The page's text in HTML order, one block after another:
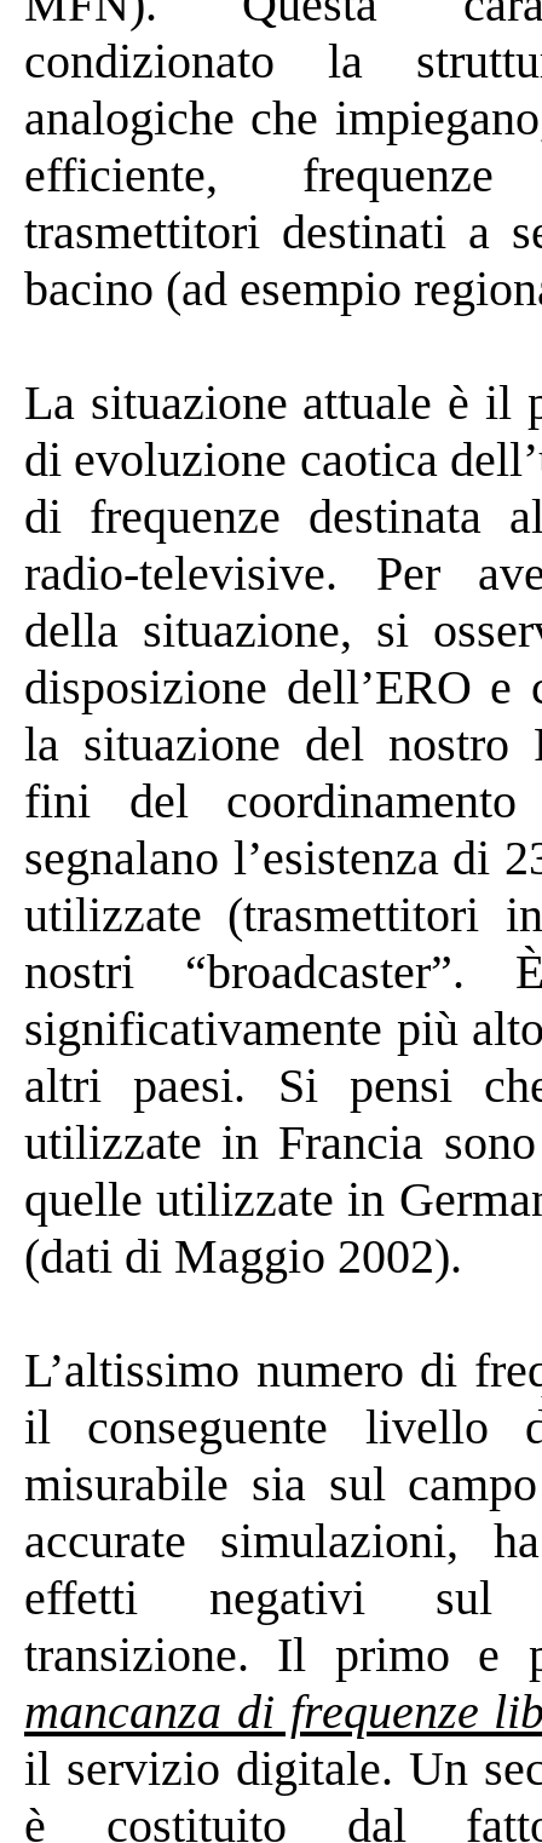
condizionato la
analogiche che
efficiente,
trasmettitori destinati a
bacino (ad esempio
La situazione attuale è il
di evoluzione caotica
di frequenze destinata
radio-televisive. Per
della situazione, si
disposizione dell’ERO e
la situazione del nostro
fini del coordinamento
segnalano l’esistenza di
utilizzate (trasmettitori
nostri “broadcaster”.
significativamente più
altri paesi. Si pensi
utilizzate in Francia
quelle utilizzate in
(dati di Maggio 2002).
L’altissimo numero di
il conseguente livello
misurabile sia sul
accurate simulazioni,
effetti negativi sul
transizione. Il primo e
mancanza di frequenze
il servizio digitale. Un
è costituito dal